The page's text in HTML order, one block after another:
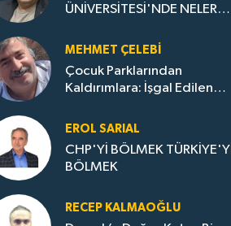
ÜNİVERSİTESİ'NDE NELER
MEHMET ÇELEBI
Çocuk Parklarından
Kaldırımlara: İşgal Edilen
Evler Çöp Dolu
EROL SARIAL
CHP'Yİ BÖLMEK TÜRKİYE'Yİ
BÖLMEK
RECEP KALMAOĞLU